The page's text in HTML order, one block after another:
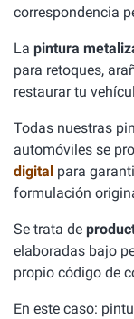
correspondencia
La pintura
para retoques,
restaurar tu
Todas nuestras
automóviles se
digital para
formulación
Se trata de
elaboradas bajo
propio código de
En este caso: